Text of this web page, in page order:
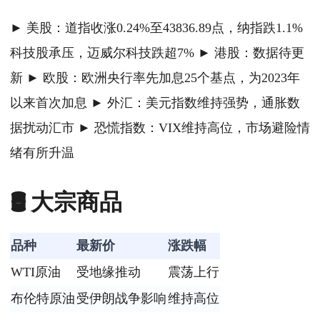
► 美股：道指收涨0.24%至43836.89点，纳指跌1.1%
科技股承压，迈威尔科技跌超7% ► 港股：数据待更
新 ► 欧股：欧洲央行率先加息25个基点，为2023年
以来首次加息 ► 外汇：美元指数维持强势，通胀数
据扰动汇市 ► 恐慌指数：VIX维持高位，市场避险情
绪有所升温
🛢️ 大宗商品
品种 最新价
涨跌幅
WTI原油
受地缘推动
震荡上行
布伦特原油 受伊朗战争影响维持高位